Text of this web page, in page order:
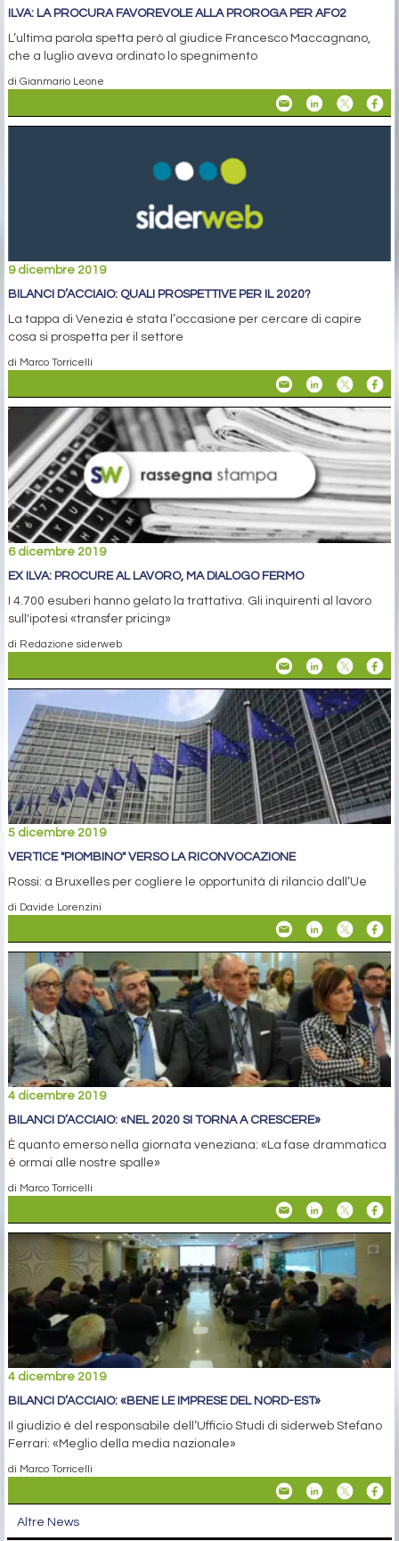
ILVA: LA PROCURA FAVOREVOLE ALLA PROROGA PER AFO2
L’ultima parola spetta però al giudice Francesco Maccagnano,
che a luglio aveva ordinato lo spegnimento
di Gianmario Leone
9 dicembre 2019
BILANCI D’ACCIAIO: QUALI PROSPETTIVE PER IL 2020?
La tappa di Venezia è stata l’occasione per cercare di capire
cosa si prospetta per il settore
di Marco Torricelli
6 dicembre 2019
EX ILVA: PROCURE AL LAVORO, MA DIALOGO FERMO
I 4.700 esuberi hanno gelato la trattativa. Gli inquirenti al lavoro
sull'ipotesi «transfer pricing»
di Redazione siderweb
5 dicembre 2019
VERTICE "PIOMBINO" VERSO LA RICONVOCAZIONE
Rossi: a Bruxelles per cogliere le opportunità di rilancio dall’Ue
di Davide Lorenzini
4 dicembre 2019
BILANCI D’ACCIAIO: «NEL 2020 SI TORNA A CRESCERE»
È quanto emerso nella giornata veneziana: «La fase drammatica
è ormai alle nostre spalle»
di Marco Torricelli
4 dicembre 2019
BILANCI D’ACCIAIO: «BENE LE IMPRESE DEL NORD-EST»
Il giudizio è del responsabile dell’Ufficio Studi di siderweb Stefano
Ferrari: «Meglio della media nazionale»
di Marco Torricelli
Altre News